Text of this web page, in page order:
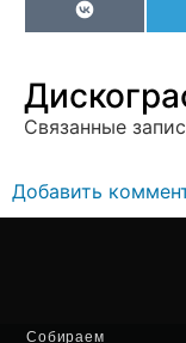
VK
Связанные
Добавить
Собираем